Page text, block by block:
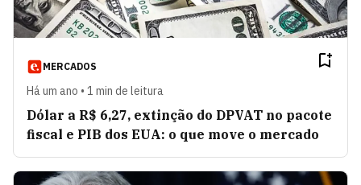
MERCADOS
Há um ano • 1 min de leitura
Dólar a R$ 6,27, extinção do DPVAT no pacote
fiscal e PIB dos EUA: o que move o mercado